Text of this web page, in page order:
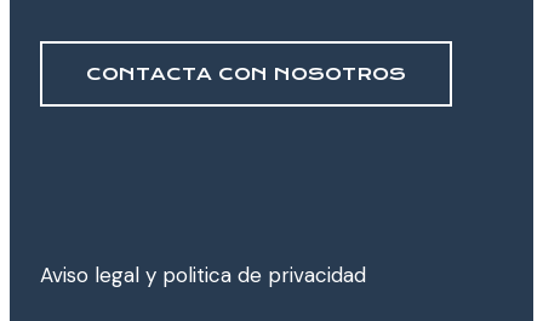
CONTACTA CON NOSOTROS
Aviso legal y poli­tica de privacidad